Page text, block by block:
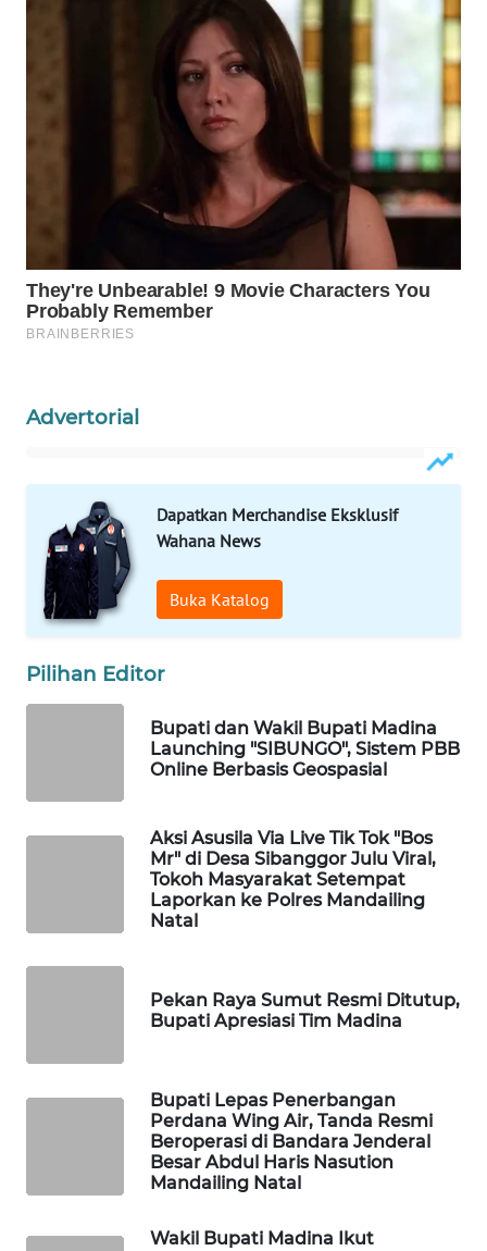
Advertorial
Dapatkan Merchandise Eksklusif
Wahana News
Buka Katalog
Pilihan Editor
Bupati dan Wakil Bupati Madina
Launching "SIBUNGO", Sistem PBB
Online Berbasis Geospasial
Aksi Asusila Via Live Tik Tok "Bos
Mr" di Desa Sibanggor Julu Viral,
Tokoh Masyarakat Setempat
Laporkan ke Polres Mandailing
Natal
Pekan Raya Sumut Resmi Ditutup,
Bupati Apresiasi Tim Madina
Bupati Lepas Penerbangan
Perdana Wing Air, Tanda Resmi
Beroperasi di Bandara Jenderal
Besar Abdul Haris Nasution
Mandailing Natal
Wakil Bupati Madina Ikut
PERSONA
HEALTH
WAHANA
LAPAK
Network
KONSUMEN
LISTRIK
MASYARAKAT
NET
MKLI
KOPEKLIN